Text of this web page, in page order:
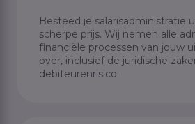
Besteed je salarisadministratie
scherpe prijs. Wij nemen alle
financiële processen van jouw
over, inclusief de juridische
debiteurenrisico.